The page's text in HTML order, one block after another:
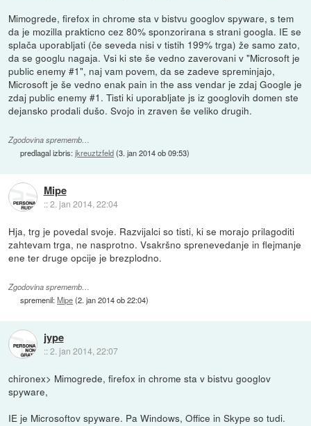
Mimogrede, firefox in chrome sta v bistvu googlov spyware, s tem
da je mozilla prakticno cez 80% sponzorirana s strani googla. IE se
splača uporabljati (če seveda nisi v tistih 199% trga) že samo zato,
da se googlu nagaja. Vsi ki ste še vedno zaverovani v "Microsoft je
public enemy #1", naj vam povem, da se zadeve spreminjajo,
Microsoft je še vedno enak pain in the ass vendar je zdaj Google je
zdaj public enemy #1. Tisti ki uporabljate js iz googlovih domen ste
dejansko prodali dušo. Svojo in zraven še veliko drugih.
Zgodovina sprememb…
predlagal izbris:jkreuztzfeld(3. jan 2014 ob 09:53)
Mipe
::2. jan 2014, 22:04
Hja, trg je povedal svoje. Razvijalci so tisti, ki se morajo prilagoditi
zahtevam trga, ne nasprotno. Vsakršno sprenevedanje in flejmanje
ene ter druge opcije je brezplodno.
Zgodovina sprememb…
spremenil:Mipe(2. jan 2014 ob 22:04)
jype
::2. jan 2014, 22:07
chironex> Mimogrede, firefox in chrome sta v bistvu googlov
spyware,
IE je Microsoftov spyware. Pa Windows, Office in Skype so tudi.